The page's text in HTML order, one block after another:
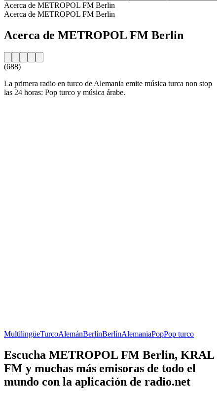
Acerca de METROPOL FM Berlin
Acerca de METROPOL FM Berlin
Acerca de METROPOL FM Berlin
(688)
La primera radio en turco de Alemania emite música turca non stop
las 24 horas: Pop turco y música árabe.
MultilingüeTurcoAlemánBerlínBerlínAlemaniaPopPop turco
Escucha METROPOL FM Berlin, KRAL
FM y muchas más emisoras de todo el
mundo con la aplicación de radio.net